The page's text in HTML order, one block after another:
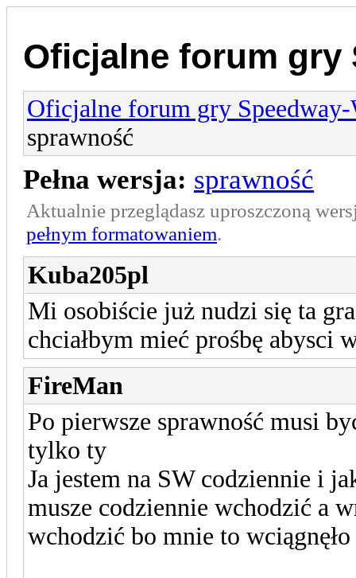
Oficjalne forum gry
Oficjalne forum gry
sprawność
Pełna wersja: sprawność
Aktualnie przeglądasz uproszczoną
pełnym formatowaniem.
Kuba205pl
Mi osobiście już nudzi się ta
chciałbym mieć prośbę abysci
FireMan
Po pierwsze sprawność musi
tylko ty
Ja jestem na SW codziennie i
musze codziennie wchodzić a
wchodzić bo mnie to wciągnęło